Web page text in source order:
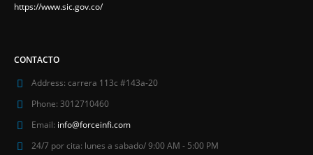
https://www.sic.gov.co/
CONTACTO
Address: carrera 113c #143a-20
Phone: 3012710460
Email: info@forceinfi.com
24/7 por cita: lunes a sabado/ 9:00 AM - 5:00 PM